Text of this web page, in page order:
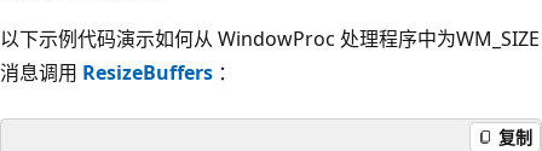
以下示例代码演示如何从 WindowProc 处理程序中为WM_SIZE
消息调用 ResizeBuffers ：
复制